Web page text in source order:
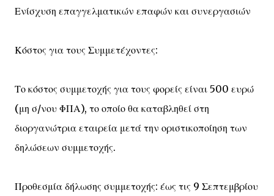
Ενίσχυση επαγγελματικών επαφών και συνεργασιών
Κόστος για τους Συμμετέχοντες:
Το κόστος συμμετοχής για τους φορείς είναι 500 ευρώ
(μη σ/νου ΦΠΑ), το οποίο θα καταβληθεί στη
διοργανώτρια εταιρεία μετά την οριστικοποίηση των
δηλώσεων συμμετοχής.
Προθεσμία δήλωσης συμμετοχής: έως τις 9 Σεπτεμβρίου